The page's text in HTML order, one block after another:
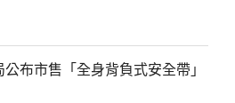
布市售「全身背負式安全帶」